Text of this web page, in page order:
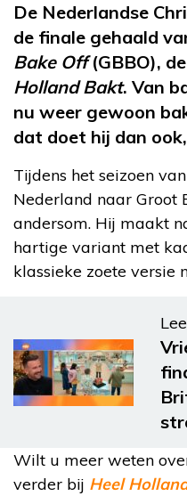
De Nederlandse
de finale gehaald
Bake Off(GBBO),
Holland Bakt. Van
nu weer gewoon
dat doet hij dan
Tijdens het seizoen
Nederland naar Groot
andersom. Hij maakt
hartige variant met
klassieke zoete versie
Wilt u meer weten
verder bij Heel